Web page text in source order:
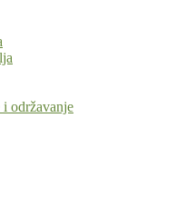
i održavanje